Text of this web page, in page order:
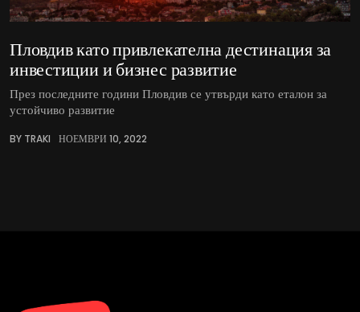
Пловдив като привлекателна дестинация за
инвестиции и бизнес развитие
През последните години Пловдив се утвърди като еталон за
устойчиво развитие
BY TRAKI НОЕМВРИ 10, 2022